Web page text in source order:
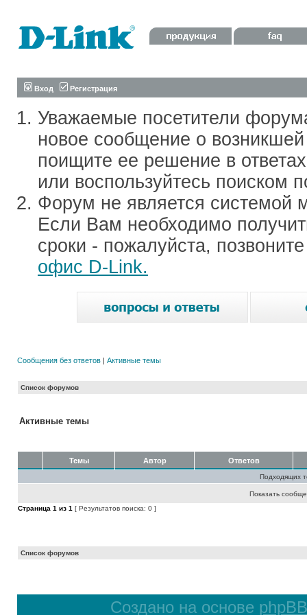
Вход Регистрация
Уважаемые посетители
новое сообщение о
поищите ее решение в
или воспользуйтесь поиском
Форум не является системой
Если Вам необходимо
сроки - пожалуйста,
офис D-Link.
Сообщения без ответов | Активные темы
Список форумов
Активные темы
Темы Автор Ответов
Подходящих
Показать
Страница 1 из 1 [ Результатов поиска: 0 ]
Список форумов
Создано на основе phpBB